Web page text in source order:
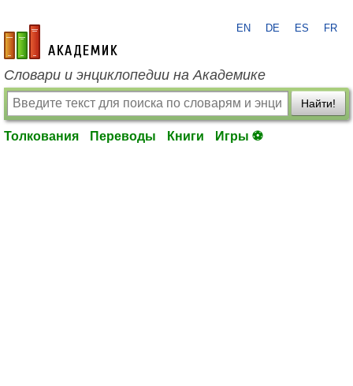
academic.ru
EN DE ES FR
Словари и энциклопедии на Академике
Найти!
Толкования Переводы Книги Игры ⚽